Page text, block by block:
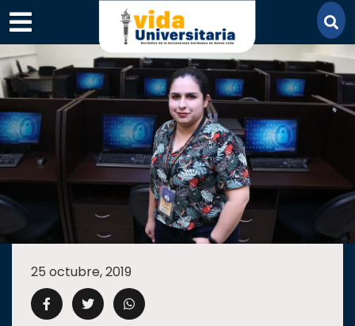
×
SECCIONES
ACADEMIA
CAMPUS UANL
25 octubre, 2019